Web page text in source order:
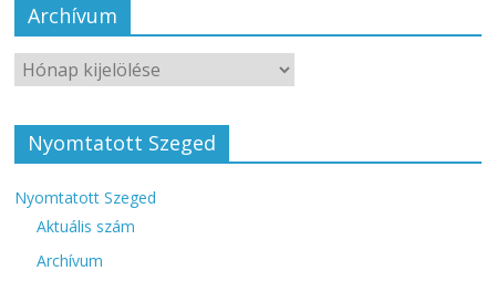
Archívum
Nyomtatott Szeged
Nyomtatott Szeged
Aktuális szám
Archívum